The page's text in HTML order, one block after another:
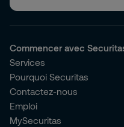
Commencer avec
Services
Pourquoi Securitas
Contactez-nous
Emploi
MySecuritas